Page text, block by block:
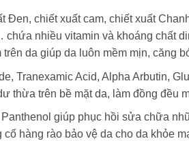
Đen, chiết xuất cam, chiết xuất
nhiều vitamin và khoáng chất
da giúp da luôn mềm mịn, căng
Tranexamic Acid, Alpha Arbutin,
thừa trên bề mặt da, làm đồng đều
giúp phục hồi sửa chữa
cố hàng rào bảo vệ da cho da khỏe